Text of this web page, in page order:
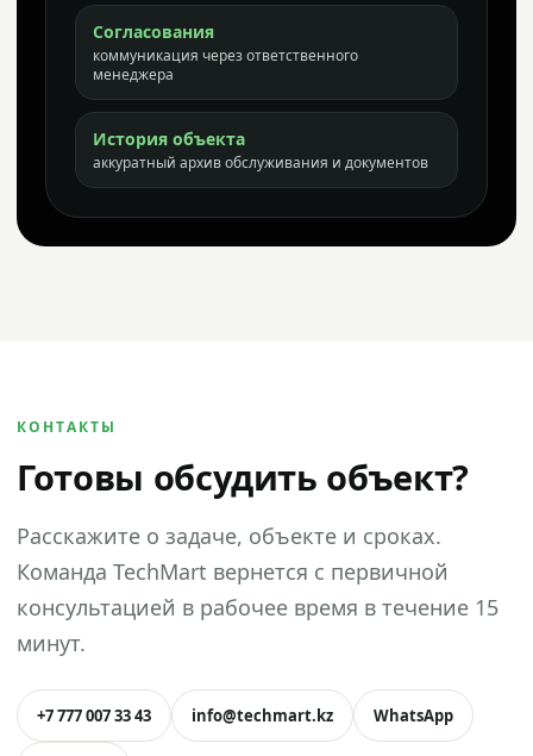
Согласования
коммуникация через ответственного
менеджера
История объекта
аккуратный архив обслуживания и документов
КОНТАКТЫ
Готовы обсудить объект?
Расскажите о задаче, объекте и сроках.
Команда TechMart вернется с первичной
консультацией в рабочее время в течение 15
минут.
+7 777 007 33 43 info@techmart.kz WhatsApp